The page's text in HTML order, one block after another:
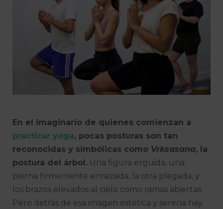
En el imaginario de quienes comienzan a
practicar yoga, pocas posturas son tan
reconocidas y simbólicas como Vrksasana, la
postura del árbol. Una figura erguida, una
pierna firmemente enraizada, la otra plegada, y
los brazos elevados al cielo como ramas abiertas.
Pero detrás de esa imagen estética y serena hay